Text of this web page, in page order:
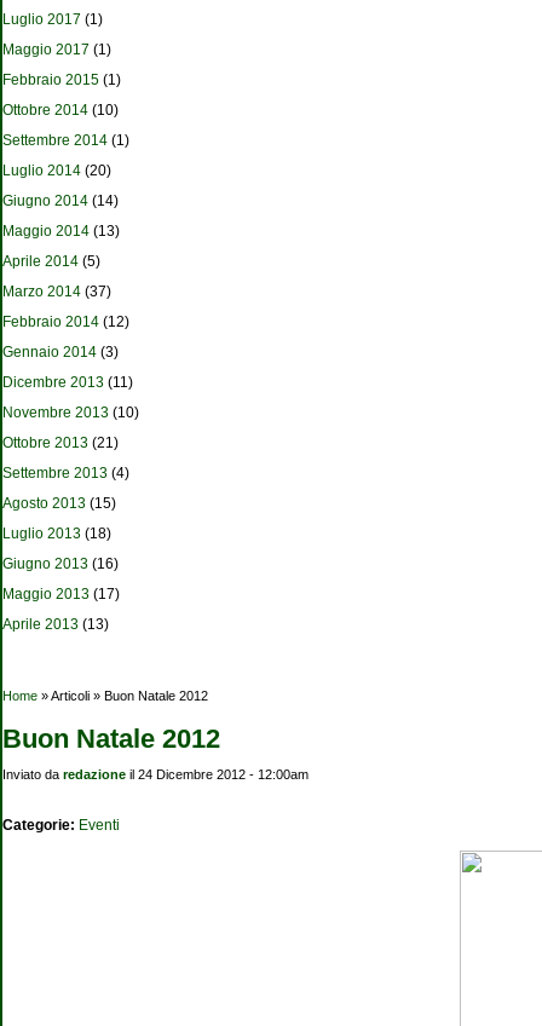
Luglio 2017 (1)
Maggio 2017 (1)
Febbraio 2015 (1)
Ottobre 2014 (10)
Settembre 2014 (1)
Luglio 2014 (20)
Giugno 2014 (14)
Maggio 2014 (13)
Aprile 2014 (5)
Marzo 2014 (37)
Febbraio 2014 (12)
Gennaio 2014 (3)
Dicembre 2013 (11)
Novembre 2013 (10)
Ottobre 2013 (21)
Settembre 2013 (4)
Agosto 2013 (15)
Luglio 2013 (18)
Giugno 2013 (16)
Maggio 2013 (17)
Aprile 2013 (13)
Tu sei qui
Home » Articoli » Buon Natale 2012
Buon Natale 2012
Inviato da redazione il 24 Dicembre 2012 - 12:00am
Categorie: Eventi